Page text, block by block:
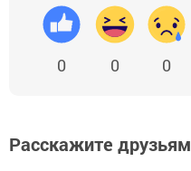
0 0 0
Расскажите друзьям